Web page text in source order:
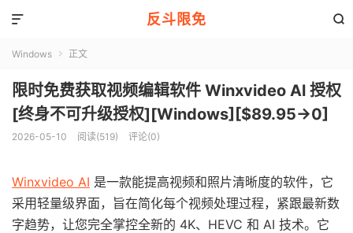
反斗限免 

Windows  正文
限时免费获取视频编辑软件 Winxvideo Al 授权
[终身不可升级授权][Windows][$89.95→0]
2026-05-10 阅读(519) 评论(0)
Winxvideo AI 是一款能提高视频和照片清晰度的软件，它
采用轻量级界面，旨在简化每个视频处理过程，紧跟最新数
字趋势，让您完全掌控全新的 4K、HEVC 和 AI 技术。它